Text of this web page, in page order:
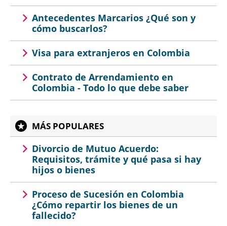
Antecedentes Marcarios ¿Qué son y
cómo buscarlos?
Visa para extranjeros en Colombia
Contrato de Arrendamiento en
Colombia - Todo lo que debe saber
MÁS POPULARES
Divorcio de Mutuo Acuerdo:
Requisitos, trámite y qué pasa si hay
hijos o bienes
Proceso de Sucesión en Colombia
¿Cómo repartir los bienes de un
fallecido?